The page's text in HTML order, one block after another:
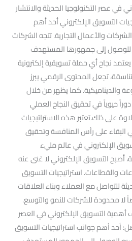
في عصر التكنولوجيا الحديثة والانتشار
التسويق الإلكتروني أحد أهم
والأعمال التجارية. تتجه الشركات
للوصول إلى جمهورها المستهدف
نجاح أي حملة تسويقية إلكترونية
تجعل المحتوى الرقمي يبرز
والديناميكية. كما يظهر من خلال
حيوياً في تحقيق النجاح العملي
على ذلك.تعتبر هذه الاستراتيجيات
البقاء على رأس المنافسة وتحقيق
الإلكتروني في عالم مليء
أصبح التسويق الإلكتروني لا غنى عنه
والقطاعات. استراتيجيات التسويق
للتواصل مع العملاء وبناء العلاقات
لا محدودة للشركات للنمو والتوسع.
التسويق الإلكتروني في العصر
أحد أهم جوانب استراتيجيات التسويق